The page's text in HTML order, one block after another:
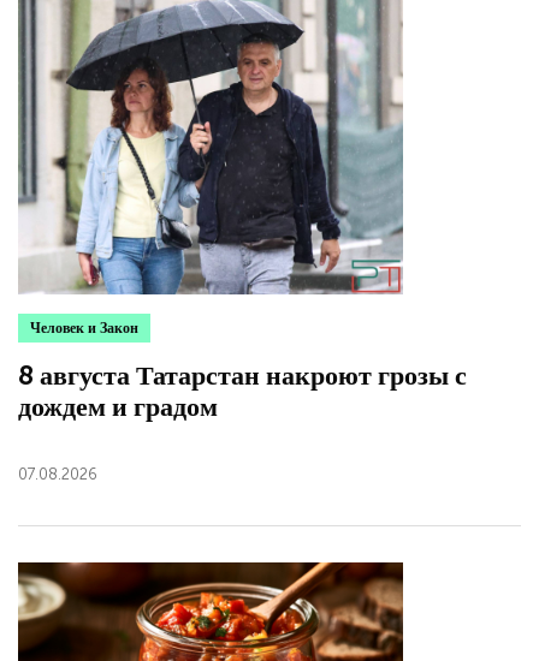
Человек и Закон
8 августа Татарстан накроют грозы с
дождем и градом
07.08.2026